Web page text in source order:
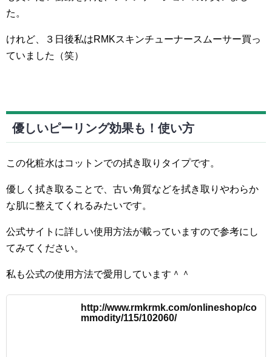
た。
けれど、３日後私はRMKスキンチューナースムーサー買っ
ていました（笑）
優しいピーリング効果も！使い方
この化粧水はコットンでの拭き取りタイプです。
優しく拭き取ることで、古い角質などを拭き取りやわらか
な肌に整えてくれるみたいです。
公式サイトに詳しい使用方法が載っていますので参考にし
てみてください。
私も公式の使用方法で愛用しています＾＾
http://www.rmkrmk.com/onlineshop/co
mmodity/115/102060/